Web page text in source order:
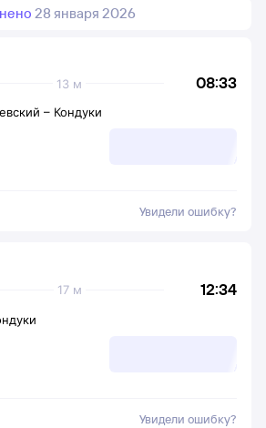
28 января 2026
08:33
13 м
– Кондуки
Увидели ошибку?
12:34
17 м
Увидели ошибку?